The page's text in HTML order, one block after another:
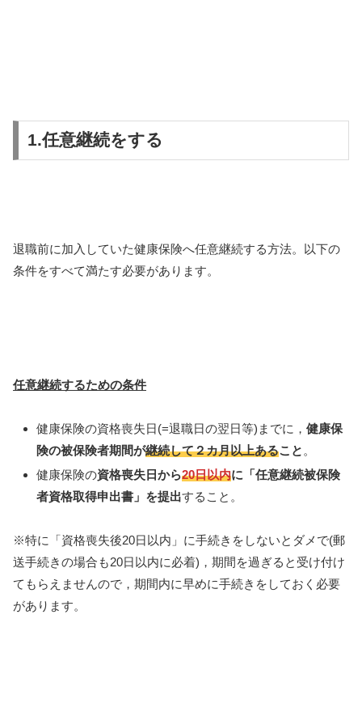
1.任意継続をする
退職前に加入していた健康保険へ任意継続する方法。以下の
条件をすべて満たす必要があります。
任意継続するための条件
健康保険の資格喪失日(=退職日の翌日等)までに， 健康保
険の被保険者期間が継続して２カ月以上あること 。
健康保険の資格喪失日から20日以内に「任意継続被保険
者資格取得申出書」を提出すること。
※特に「資格喪失後20日以内」に手続きをしないとダメで(郵
送手続きの場合も20日以内に必着)，期間を過ぎると受け付け
てもらえませんので，期間内に早めに手続きをしておく必要
があります。